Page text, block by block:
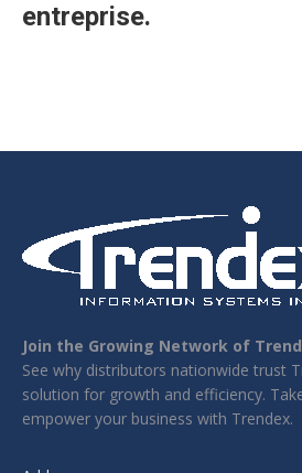
entreprise.
Join the Growing Network of
See why distributors nationwide trust
solution for growth and efficiency.
empower your business with Trendex.